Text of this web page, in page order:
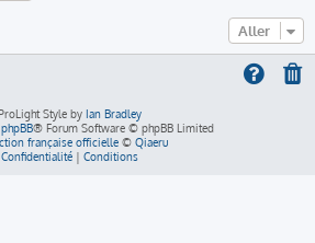
Aller
Style by Ian Bradley
phpBB® Forum Software © phpBB Limited
française officielle© Qiaeru
Confidentialité| Conditions